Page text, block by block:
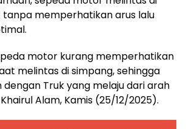
memperhatikan arus lalu
motor kurang memperhatikan
melintas di simpang, sehingga
Truk yang melaju dari arah
Alam, Kamis (25/12/2025).